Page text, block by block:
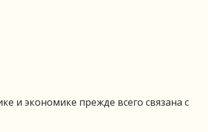
и экономике прежде всего связана с